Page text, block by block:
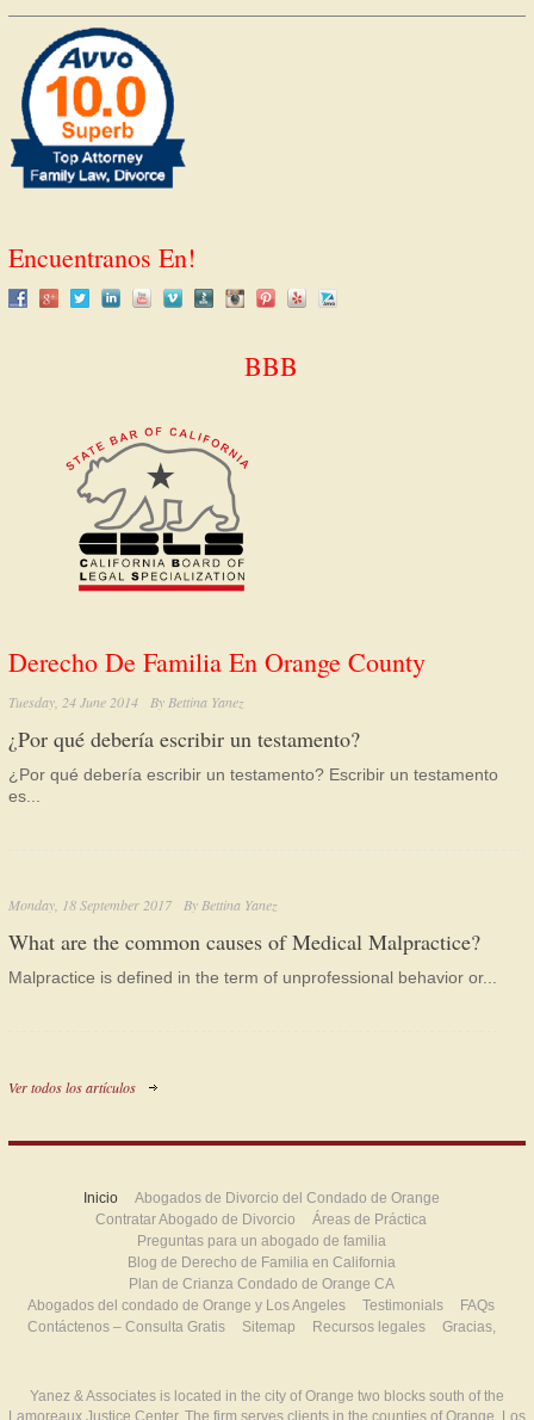
Encuentranos En!
BBB
Derecho De Familia En Orange County
Tuesday, 24 June 2014 By Bettina Yanez
¿Por qué debería escribir un testamento?
¿Por qué debería escribir un testamento? Escribir un testamento
es...
Monday, 18 September 2017 By Bettina Yanez
What are the common causes of Medical Malpractice?
Malpractice is defined in the term of unprofessional behavior or...
Ver todos los artículos
Inicio
Abogados de Divorcio del Condado de Orange
Contratar Abogado de Divorcio
Áreas de Práctica
Preguntas para un abogado de familia
Blog de Derecho de Familia en California
Plan de Crianza Condado de Orange CA
Abogados del condado de Orange y Los Angeles
Testimonials
FAQs
Contáctenos – Consulta Gratis
Sitemap Recursos legales Gracias,
Yanez & Associates is located in the city of Orange two blocks south of the
Lamoreaux Justice Center. The firm serves clients in the counties of Orange, Los